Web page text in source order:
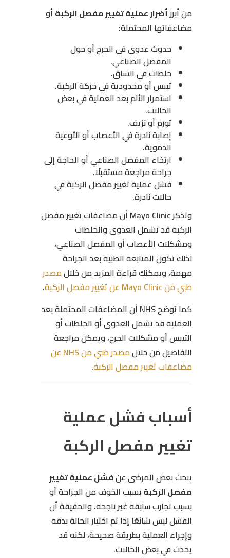
من أبرزأضرار عملية تغيير مفصل الركبة أو
مضاعفاتها المحتملة:
حدوث عدوى في الجرح أو حول
المفصل الصناعي.
جلطات في الساق.
تيبس أو محدودية في حركة الركبة.
استمرار الألم بعد العملية في بعض
الحالات.
تورم أو نزيف.
إصابة نادرة في الأعصاب أو الأوعية
الدموية.
ارتخاء المفصل الصناعي أو الحاجة إلى
جراحة مراجعة مستقبلًا.
فشل عملية تغيير مفصل الركبة في
حالات نادرة.
وتذكر Mayo Clinic أن مضاعفات تغيير مفصل
الركبة قد تشمل العدوى والجلطات
ومشكلات الأعصاب أو المفصل الصناعي،
لذلك تكون المتابعة الطبية بعد الجراحة
مهمة، ويمكنك قراءة المزيد من خلالمصدر
طبي من Mayo Clinic عن تغيير مفصل الركبة
.
كما توضح NHS أن المضاعفات المحتملة بعد
العملية قد تشمل العدوى أو الجلطات أو
التيبس أو مشكلات الجرح، ويمكن مراجعة
التفاصيل من خلال
مصدر طبي من NHS عن
مضاعفات تغيير مفصل الركبة.
أسباب فشل عملية
تغيير مفصل الركبة
يبحث بعض المرضى عنفشل عملية تغيير
مفصل الركبةبسبب الخوف من الجراحة أو
بسبب تجارب سابقة غير ناجحة. والحقيقة أن
الفشل ليس شائعًا إذا تم اختيار الحالة بدقة
وإجراء العملية بطريقة صحيحة، لكنه قد
يحدث في بعض الحالات.